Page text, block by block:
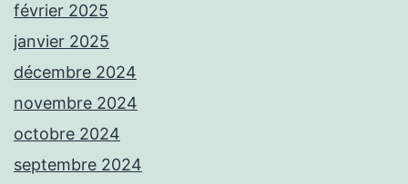
février 2025
janvier 2025
décembre 2024
novembre 2024
octobre 2024
septembre 2024